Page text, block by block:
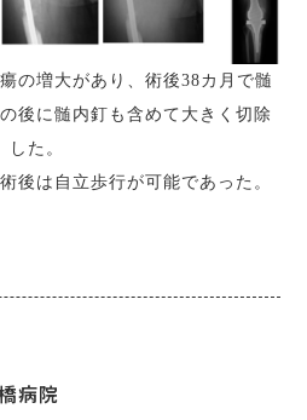
の増大があり、術後38カ月で髄
後に髄内釘も含めて大きく切除
した。
後は自立歩行が可能であった。
病院